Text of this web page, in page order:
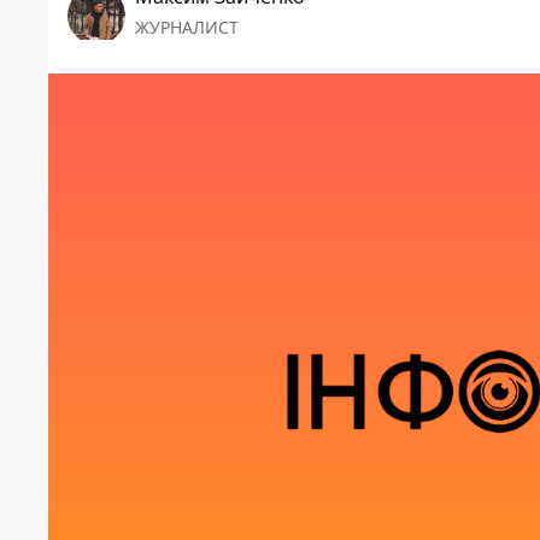
ЖУРНАЛИСТ